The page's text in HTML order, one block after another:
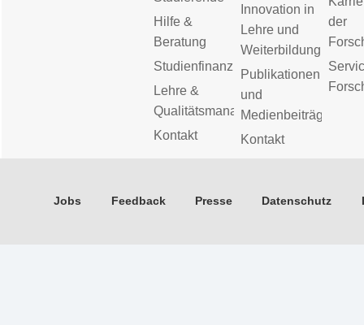
Hilfe &
Beratung
Studienfinanzierung
Lehre &
Qualitätsmanagement
Kontakt
Innovation in
Lehre und
Weiterbildung
Publikationen
und
Medienbeiträge
Kontakt
der
Jobs Feedback Presse Datenschutz